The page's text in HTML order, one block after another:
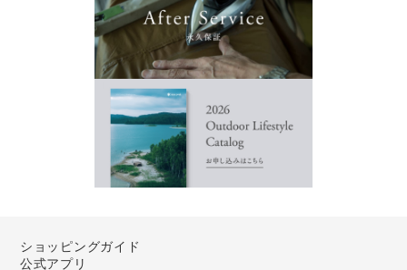
ショッピングガイド
公式アプリ